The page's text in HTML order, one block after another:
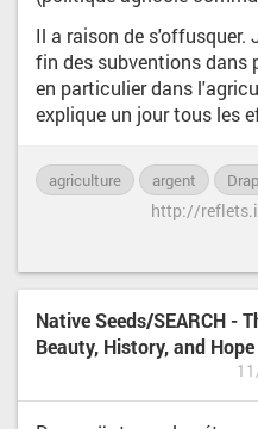
Il a raison de
fin des subventions dans
en particulier dans
explique un jour tous les
agriculture argent
http://
Native Seeds/SEARCH -
Beauty, History, and Hope